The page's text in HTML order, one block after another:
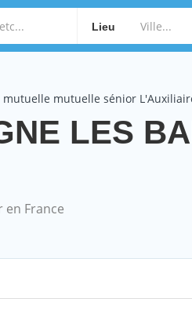
Lieu
mutuelle mutuelle sénior
LES
France